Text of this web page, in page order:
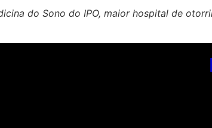
do Sono do IPO, maior hospital de